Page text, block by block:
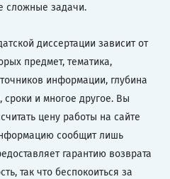
сложные задачи.
диссертации зависит от
предмет, тематика,
информации, глубина
сроки и многое другое. Вы
цену работы на сайте
сообщит лишь
гарантию возврата
так что беспокоиться за